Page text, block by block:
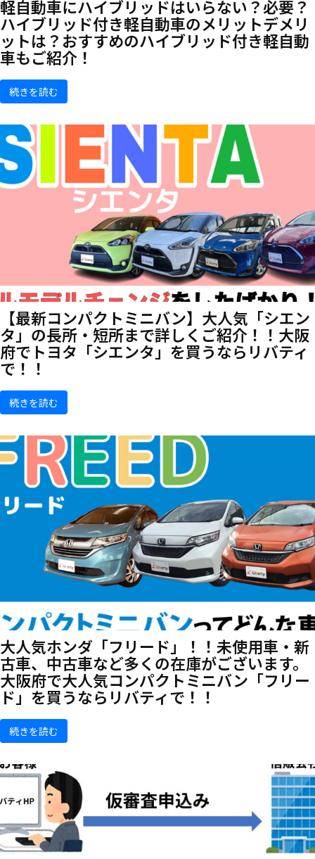
軽自動車にハイブリッドはいらない？必要？
ハイブリッド付き軽自動車のメリットデメリ
ットは？おすすめのハイブリッド付き軽自動
車もご紹介！
続きを読む
【最新コンパクトミニバン】大人気「シエン
タ」の長所・短所まで詳しくご紹介！！大阪
府でトヨタ「シエンタ」を買うならリバティ
で！！
続きを読む
大人気ホンダ「フリード」！！未使用車・新
古車、中古車など多くの在庫がございます。
大阪府で大人気コンパクトミニバン「フリー
ド」を買うならリバティで！！
続きを読む